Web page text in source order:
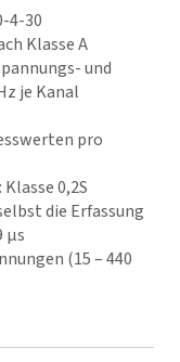
4-30
Klasse A
und
je Kanal
pro
0,2S
die Erfassung
µs
(15 – 440